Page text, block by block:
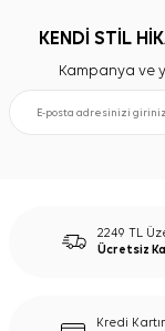
KENDİ STİL
Kampanya ve
2249 TL
Ücretsiz
Kredi